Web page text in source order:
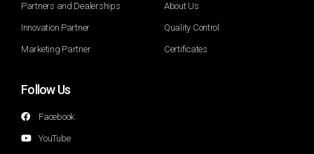
Partners and Dealerships
Innovation Partner
Marketing Partner
About Us
Quality Control
Certificates
Follow Us
Facebook
YouTube